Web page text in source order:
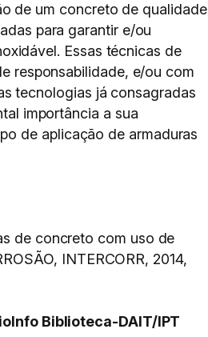
de um concreto de qualidade
para garantir e/ou
Essas técnicas de
responsabilidade, e/ou com
tecnologias já consagradas
importância a sua
de aplicação de armaduras
de concreto com uso de
INTERCORR, 2014,
Biblioteca-DAIT/IPT